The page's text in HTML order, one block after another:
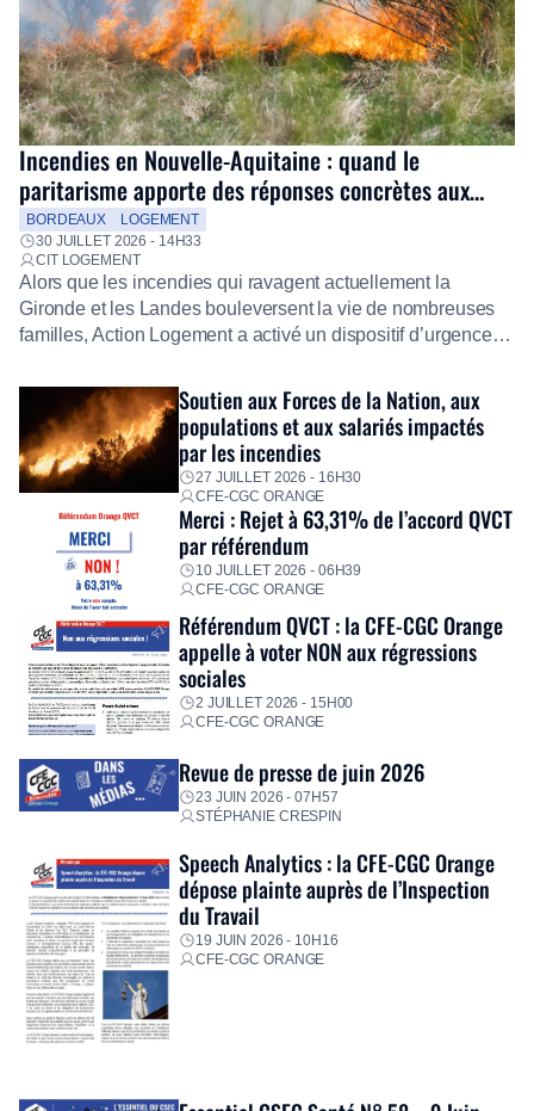
Incendies en Nouvelle-Aquitaine : quand le
paritarisme apporte des réponses concrètes aux
salariés
BORDEAUX
LOGEMENT
30 JUILLET 2026 - 14H33
CIT LOGEMENT
Alors que les incendies qui ravagent actuellement la
Gironde et les Landes bouleversent la vie de nombreuses
familles, Action Logement a activé un dispositif d’urgence
Fidèle à sa mission d’utilité sociale, le Groupe mobilise
immédiatement ses équipes afin de proposer un diagnostic
personnalisé, des aides financières pour faire face aux
premières dépenses, […]
Soutien aux Forces de la Nation, aux
populations et aux salariés impactés
par les incendies
27 JUILLET 2026 - 16H30
CFE-CGC ORANGE
Merci : Rejet à 63,31% de l’accord QVCT
par référendum
10 JUILLET 2026 - 06H39
CFE-CGC ORANGE
Référendum QVCT : la CFE-CGC Orange
appelle à voter NON aux régressions
sociales
2 JUILLET 2026 - 15H00
CFE-CGC ORANGE
Revue de presse de juin 2026
23 JUIN 2026 - 07H57
STÉPHANIE CRESPIN
Speech Analytics : la CFE-CGC Orange
dépose plainte auprès de l’Inspection
du Travail
19 JUIN 2026 - 10H16
CFE-CGC ORANGE